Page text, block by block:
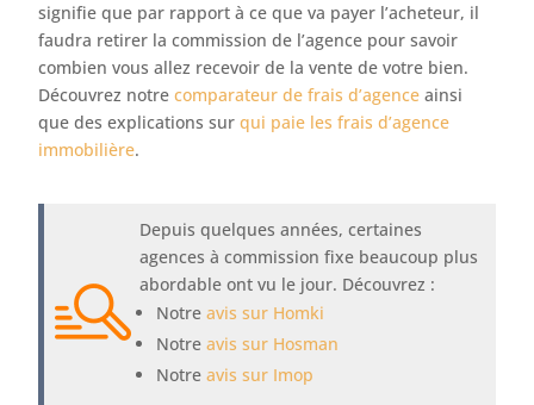
signifie que par rapport à ce que va payer l’acheteur, il
faudra retirer la commission de l’agence pour savoir
combien vous allez recevoir de la vente de votre bien.
Découvrez notrecomparateur de frais d’agence ainsi
que des explications surqui paie les frais d’agence
immobilière.
Depuis quelques années, certaines
agences à commission fixe beaucoup plus
abordable ont vu le jour. Découvrez :
Notreavis sur Homki
Notreavis sur Hosman
Notreavis sur Imop